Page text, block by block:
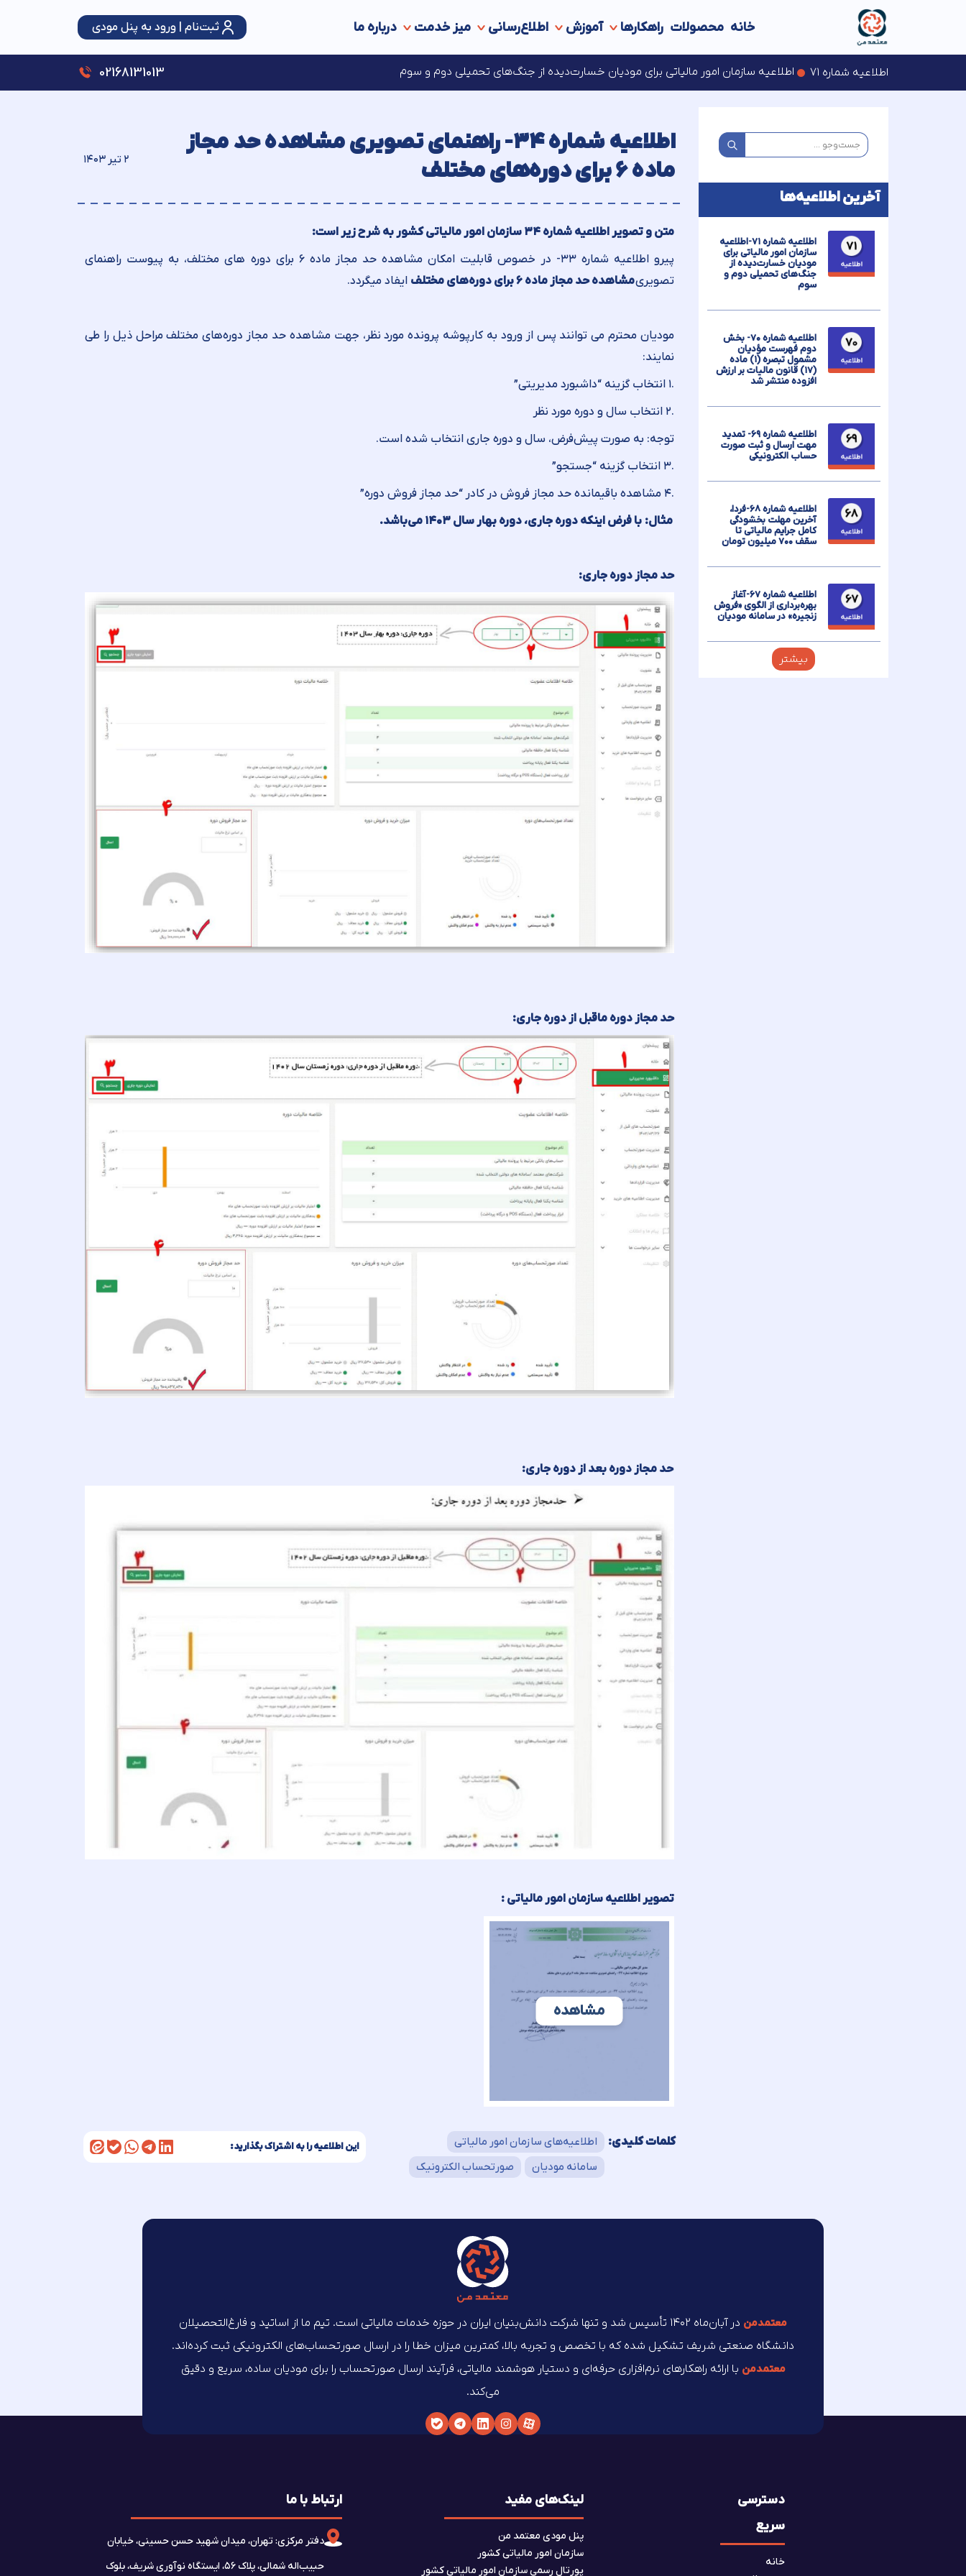
خانه محصولات راهکارها آموزش اطلاع‌رسانی میز خدمت درباره ما ثبت‌نام | ورود به پنل مودی
اخبار سازمان امور مالیاتی
اخبار سازمان امور مالیاتی تمدید مهلت ارایه اظهارنامه‌های مالیاتی در انتظار مجوز مراجع قانونی ذی‌‏صلاح اطلاعیه شماره ۷۱ اطلاعیه سازمان امور مالیاتی برای مودیان خسارت‌دیده از جنگ‌های تحمیلی دوم و سوم 02168131013
اطلاعیه شماره ۳۴- راهنمای تصویری مشاهده حد مجاز
ماده ۶ برای دوره‌های مختلف
۲ تیر ۱۴۰۳
متن و تصویر اطلاعیه شماره ۳۴ سازمان امور مالیاتی کشور به شرح زیر است:
پیرو اطلاعیه شماره ۳۳- در خصوص قابلیت امکان مشاهده حد مجاز ماده ۶ برای دوره های مختلف، به پیوست راهنمای
تصویریمشاهده حد مجاز ماده ۶ برای دوره‌‏های مختلف ایفاد میگردد.
مودیان محترم می توانند پس از ورود به کارپوشه پرونده مورد نظر، جهت مشاهده حد مجاز دوره‌های مختلف مراحل ذیل را طی
نمایند:
.۱ انتخاب گزینه “داشبورد مدیریتی”
.۲ انتخاب سال و دوره مورد نظر
توجه: به صورت پیش‌فرض، سال و دوره جاری انتخاب شده است.
.۳ انتخاب گزینه “جستجو”
.۴ مشاهده باقیمانده حد مجاز فروش در کادر “حد مجاز فروش دوره”
مثال: با فرض اینکه دوره جاری، دوره بهار سال ۱۴۰۳ می‌باشد .
حد مجاز دوره جاری:
حد مجاز دوره ماقبل از دوره جاری:
حد مجاز دوره بعد از دوره جاری:
تصویر اطلاعیه سازمان امور مالیاتی :
مشاهده
کلمات کلیدی:
اطلاعیه‌های سازمان امور مالیاتی
سامانه مودیان
صورتحساب الکترونیک
این اطلاعیه را به اشتراک بگذارید:
آخرین اطلاعیه‌ها
اطلاعیه شماره ۷۱-اطلاعیه
سازمان امور مالیاتی برای
مودیان خسارت‌دیده از
جنگ‌های تحمیلی دوم و
سوم
اطلاعیه شماره ۷۰- بخش
دوم فهرست مؤدیان
مشمول تبصره (۱) ماده
(۱۷) قانون مالیات بر ارزش
افزوده منتشر شد
اطلاعیه شماره ۶۹- تمدید
مهت ارسال و ثبت صورت
حساب الکترونیکی
اطلاعیه شماره ۶۸-فردا،
آخرین مهلت بخشودگی
کامل جرایم مالیاتی تا
سقف ۷۰۰ میلیون تومان
اطلاعیه شماره ۶۷-آغاز
بهره‌برداری از الگوی «فروش
زنجیره‌» در سامانه مودیان
بیشتر
معتمد‌من
در آبان‌ماه ۱۴۰۲ تأسیس شد و تنها شرکت دانش‌بنیان ایران در حوزه خدمات مالیاتی است. تیم ما از اساتید و فارغ‌التحصیلان
دانشگاه صنعتی شریف تشکیل شده که با تخصص و تجربه بالا، کمترین میزان خطا را در ارسال صورتحساب‌های الکترونیکی ثبت کرده‌اند.
معتمد‌من با ارائه راهکارهای نرم‌افزاری حرفه‌ای و دستیار هوشمند مالیاتی، فرآیند ارسال صورتحساب را برای مودیان ساده، سریع و دقیق
می‌کند.
ارتباط با ما
دفتر مرکزی: تهران، میدان شهید حسن حسینی، خیابان
حبیب‌اله شمالی، پلاک ۵۶، ایستگاه نوآوری شریف، بلوک
لینک‌های مفید
پنل مودی معتمد من
سازمان امور مالیاتی کشور
پورتال رسمی سازمان امور مالیاتی کشور
دسترسی
سریع
خانه